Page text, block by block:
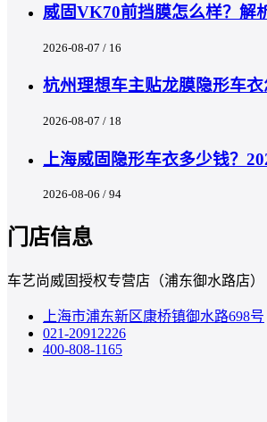
威固VK70前挡膜怎么样？解
2026-08-07 / 16
杭州理想车主贴龙膜隐形车
2026-08-07 / 18
上海威固隐形车衣多少钱？
2026-08-06 / 94
门店信息
车艺尚威固授权专营店（浦东御水路店）
上海市浦东新区康桥镇御水路698号
021-20912226
400-808-1165